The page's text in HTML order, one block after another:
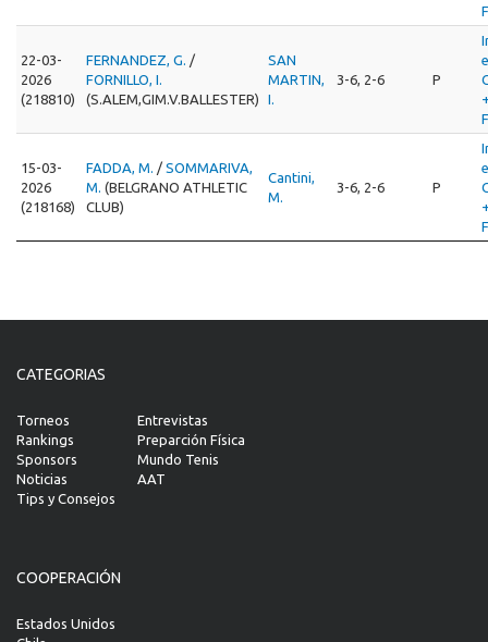
22-03-
2026
(218810)
FERNANDEZ, G. /
FORNILLO, I.
(S.ALEM,GIM.V.BALLESTER)
SAN
MARTIN,
I.
3-6, 2-6 P
15-03-
2026
(218168)
FADDA, M. / SOMMARIVA,
M. (BELGRANO ATHLETIC
CLUB)
Cantini,
M.
3-6, 2-6 P
CATEGORIAS
Torneos
Rankings
Sponsors
Noticias
Tips y Consejos
Entrevistas
Preparción Física
Mundo Tenis
AAT
COOPERACIÓN
Estados Unidos